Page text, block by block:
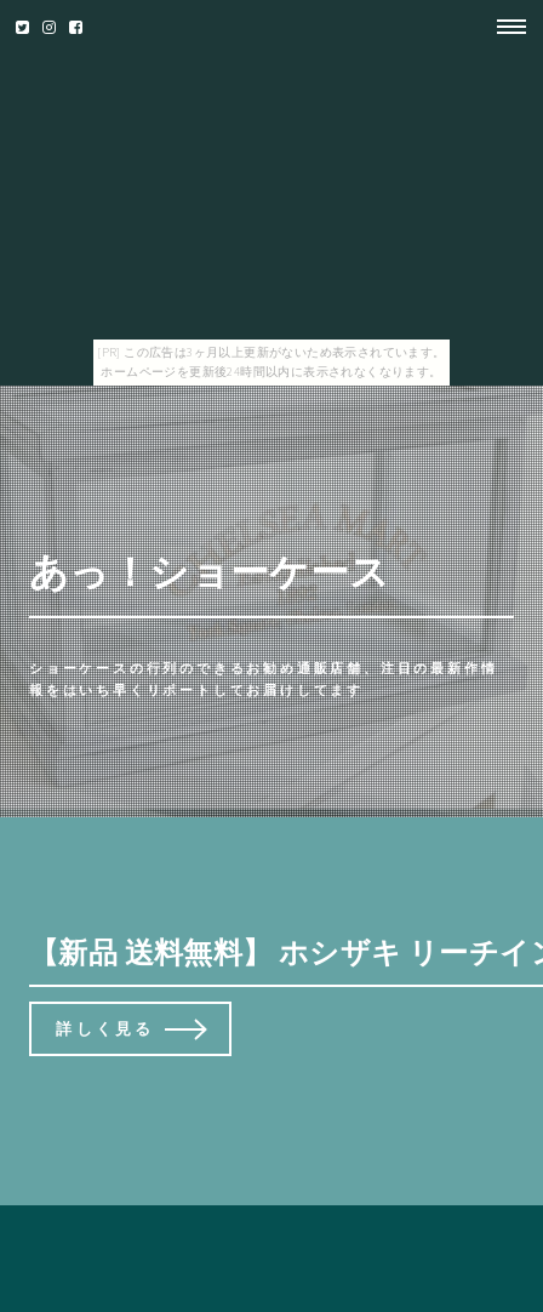
[PR] この広告は3ヶ月以上更新がないため表示されています。
ホームページを更新後24時間以内に表示されなくなります。
あっ！ショーケース
ショーケースの行列のできるお勧め通販店舗、注目の最新作情
報をはいち早くリポートしてお届けしてます
【新品 送料無料】 ホシザキ リーチ
詳しく見る